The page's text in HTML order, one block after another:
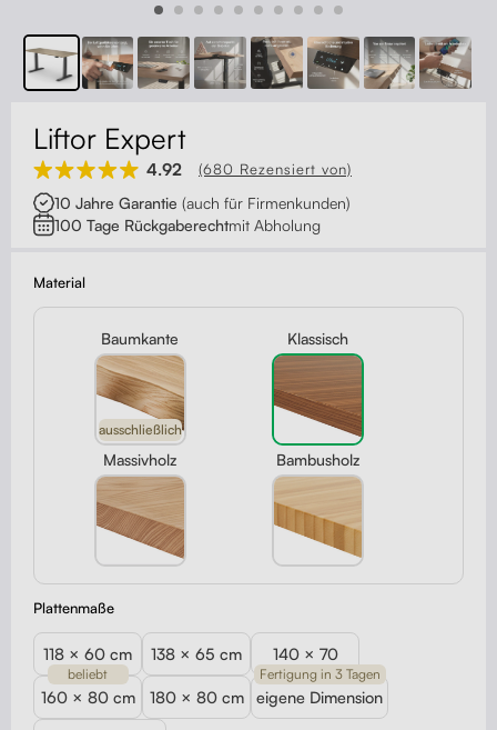
Kabelmanagement
Monitorständer
Tischtrennwände
Rückenlehnen
Kontakt
Liftor Expert
4.92 (680 Rezensiert von)
10 Jahre Garantie (auch für Firmenkunden)
100 Tage Rückgaberechtmit Abholung
Material
Baumkante
ausschließlich
Klassisch
Massivholz Bambusholz
Plattenmaße
118 × 60 cm 138 × 65 cm 140 × 70
160 × 80 cm
beliebt
180 × 80 cm eigene Dimension
Fertigung in 3 Tagen